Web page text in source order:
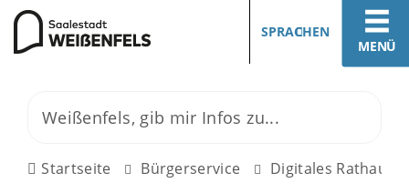
MENÜ
SPRACHEN
Startseite Bürgerservice Digitales Rathaus